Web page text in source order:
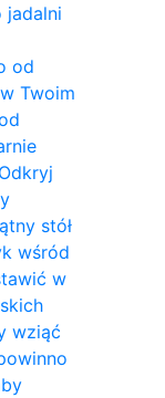
jadalni
od
Twoim
stół
wśród
w
wziąć